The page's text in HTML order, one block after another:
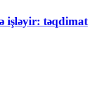
işləyir: təqdimat